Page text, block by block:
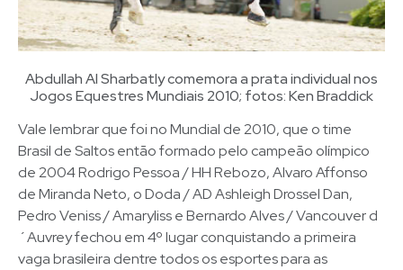
Abdullah Al Sharbatly comemora a prata individual nos
Jogos Equestres Mundiais 2010; fotos: Ken Braddick
Vale lembrar que foi no Mundial de 2010, que o time
Brasil de Saltos então formado pelo campeão olímpico
de 2004 Rodrigo Pessoa / HH Rebozo, Alvaro Affonso
de Miranda Neto, o Doda / AD Ashleigh Drossel Dan,
Pedro Veniss / Amaryliss e Bernardo Alves / Vancouver d
´Auvrey fechou em 4º lugar conquistando a primeira
vaga brasileira dentre todos os esportes para as